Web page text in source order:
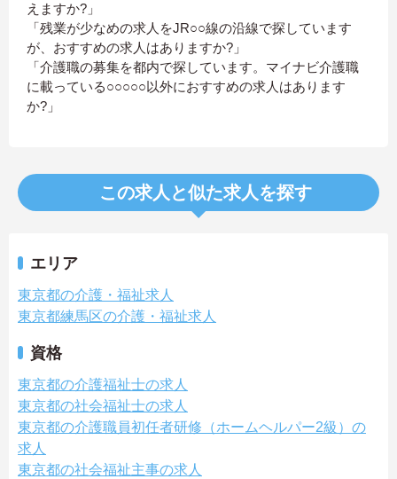
えますか?」
「残業が少なめの求人をJR○○線の沿線で探しています
が、おすすめの求人はありますか?」
「介護職の募集を都内で探しています。マイナビ介護職
に載っている○○○○○以外におすすめの求人はあります
か?」
この求人と似た求人を探す
エリア
東京都の介護・福祉求人
東京都練馬区の介護・福祉求人
資格
東京都の介護福祉士の求人
東京都の社会福祉士の求人
東京都の介護職員初任者研修（ホームヘルパー2級）の
求人
東京都の社会福祉主事の求人